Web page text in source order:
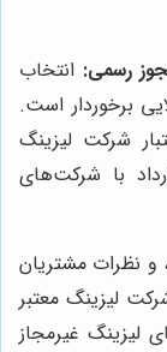
رسمی: انتخاب
برخوردار است.
شرکت لیزینگ
با شرکت‌های
و نظرات مشتریان
لیزینگ معتبر
لیزینگ غیرمجاز